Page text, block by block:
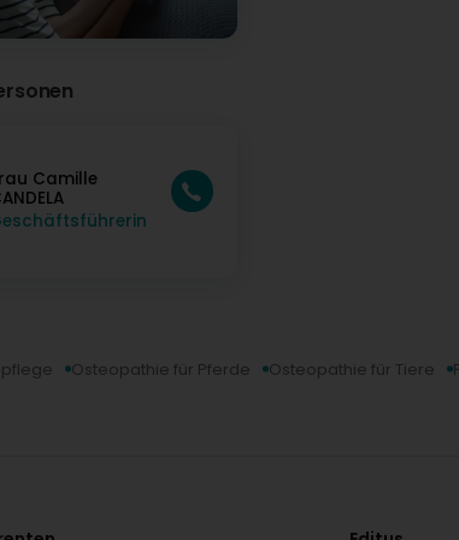
Camille
Osteopathie für Pferde Osteopathie für Tiere